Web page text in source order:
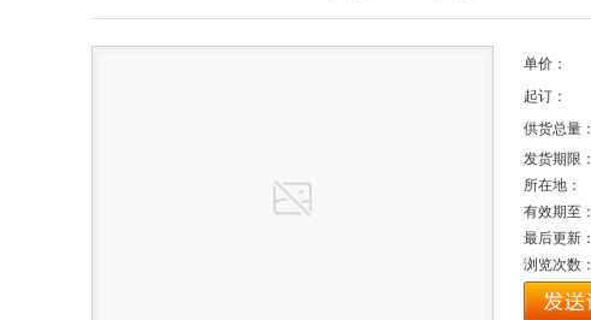
单价：
起订：
供货总量：
发货期限：
所在地：
有效期至：
最后更新：
浏览次数：